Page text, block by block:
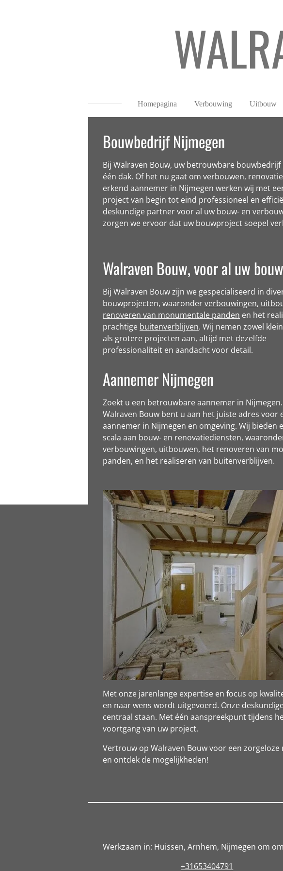
Homepagina Verbouwing Uitbouw
Bouwbedrijf Nijmegen
Bij Walraven Bouw, uw betrouwbare
één dak. Of het nu gaat om verbouwen,
erkend aannemer in Nijmegen werken wij met
project van begin tot eind professioneel en
deskundige partner voor al uw bouw- en
zorgen we ervoor dat uw bouwproject soepel
Walraven Bouw, voor al uw
Bij Walraven Bouw zijn we gespecialiseerd in
bouwprojecten, waaronderverbouwingen,
renoveren van monumentale panden en het
prachtige buitenverblijven. Wij nemen zowel
als grotere projecten aan, altijd met dezelfde
professionaliteit en aandacht voor detail.
Aannemer Nijmegen
Zoekt u een betrouwbare aannemer in
Walraven Bouw bent u aan het juiste adres voor
aannemer in Nijmegen en omgeving. Wij bieden
scala aan bouw- en renovatiediensten,
verbouwingen, uitbouwen, het renoveren van
panden, en het realiseren van buitenverblijven.
Met onze jarenlange expertise en focus op
en naar wens wordt uitgevoerd. Onze
centraal staan. Met één aanspreekpunt tijdens
voortgang van uw project.
Vertrouw op Walraven Bouw voor een
en ontdek de mogelijkheden!
Werkzaam in: Huissen, Arnhem, Nijmegen om
+31653404791